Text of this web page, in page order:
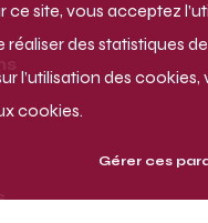
site, vous acceptez
des statistiques
l’utilisation des cookies,
cookies.
Gérer ces